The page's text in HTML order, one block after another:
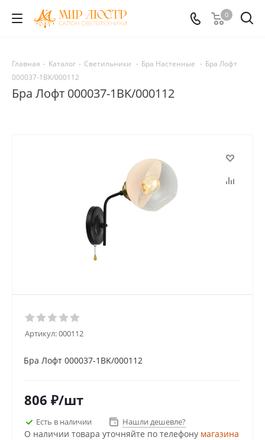
0
Главная - Каталог - Светильники - Бра Настенные - Бра Лофт
000037-1BK/000112
Бра Лофт 000037-1BK/000112
Артикул:000112
Бра Лофт 000037-1BK/000112
806 ₽/шт
Есть в наличии Нашли дешевле?
О наличии товара уточняйте по телефону магазина